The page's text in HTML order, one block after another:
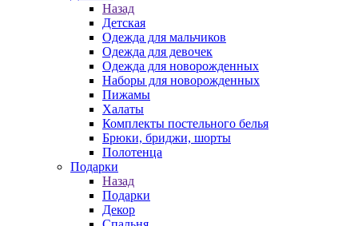
Назад
Детская
Одежда для мальчиков
Одежда для девочек
Одежда для новорожденных
Наборы для новорожденных
Пижамы
Халаты
Комплекты постельного белья
Брюки, бриджи, шорты
Полотенца
Подарки
Назад
Подарки
Декор